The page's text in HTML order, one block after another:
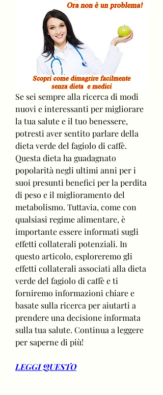
Se sei sempre alla ricerca di modi
nuovi e interessanti per migliorare
la tua salute e il tuo benessere,
potresti aver sentito parlare della
dieta verde del fagiolo di caffè.
Questa dieta ha guadagnato
popolarità negli ultimi anni per i
suoi presunti benefici per la perdita
di peso e il miglioramento del
metabolismo. Tuttavia, come con
qualsiasi regime alimentare, è
importante essere informati sugli
effetti collaterali potenziali. In
questo articolo, esploreremo gli
effetti collaterali associati alla dieta
verde del fagiolo di caffè e ti
forniremo informazioni chiare e
basate sulla ricerca per aiutarti a
prendere una decisione informata
sulla tua salute. Continua a leggere
per saperne di più!
LEGGI QUESTO